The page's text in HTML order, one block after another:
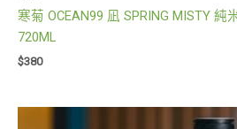
寒菊 OCEAN99 凪 SPRING MISTY
720ML
$380